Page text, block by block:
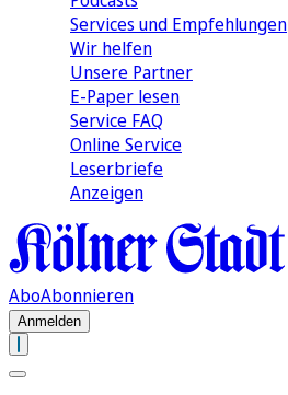
Services und Empfehlungen
Wir helfen
Unsere Partner
E-Paper lesen
Service FAQ
Online Service
Leserbriefe
Anzeigen
AboAbonnieren
Anmelden